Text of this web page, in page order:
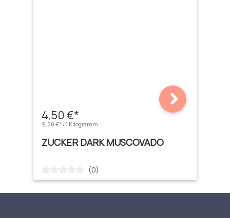
4,50 €*
9,00 €* / 1 Kilogramm
ZUCKER DARK MUSCOVADO
Durchschnittliche Bewertung von 0 von 5 Sternen
(0)